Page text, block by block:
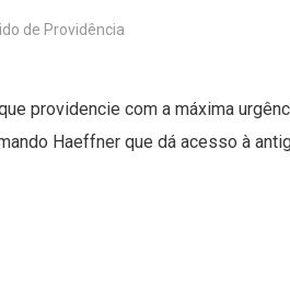
de Providência
providencie com a máxima
Haeffner que dá acesso à